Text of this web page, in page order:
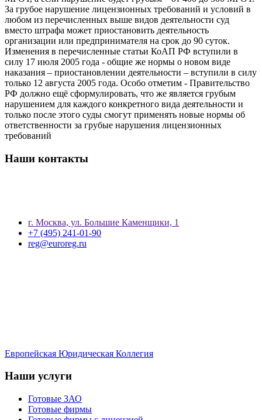
Наши контакты
г. Москва, ул. Большие Каменщики, 1
+7 (495) 241-01-90
reg@euroreg.ru
Европейская Юридическая Коллегия
Наши услуги
Готовые ЗАО
Готовые фирмы